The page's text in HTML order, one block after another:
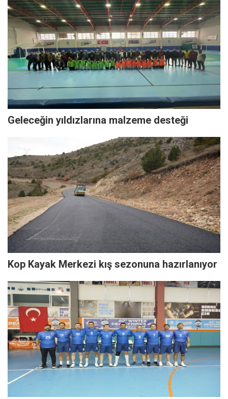
Geleceğin yıldızlarına malzeme desteği
Kop Kayak Merkezi kış sezonuna hazırlanıyor